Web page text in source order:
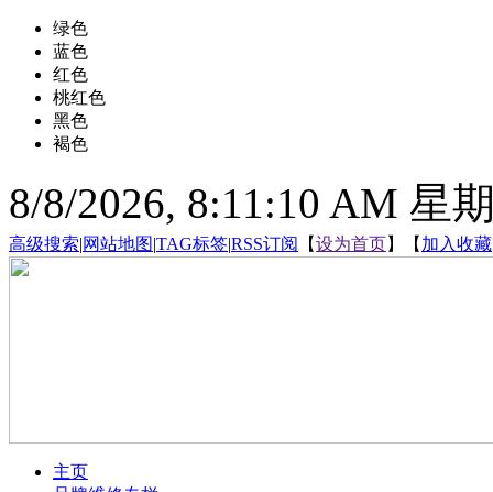
绿色
蓝色
红色
桃红色
黑色
褐色
8/8/2026, 8:11:11 AM 星
高级搜索|网站地图|TAG标签|RSS订阅 【设为首页】【 加入收藏
主页